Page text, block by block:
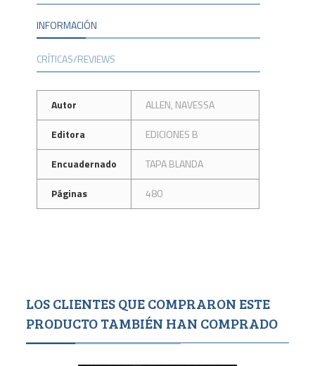
INFORMACIÓN
CRÍTICAS/REVIEWS
Autor
ALLEN, NAVESSA
Editora
EDICIONES B
Encuadernado
TAPA BLANDA
Páginas
480
LOS CLIENTES QUE COMPRARON ESTE
PRODUCTO TAMBIÉN HAN COMPRADO